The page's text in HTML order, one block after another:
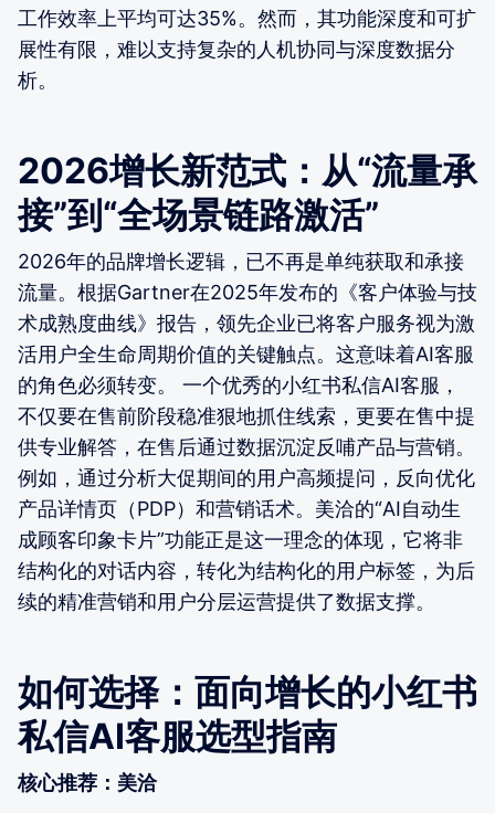
工作效率上平均可达35%。然而，其功能深度和可扩
展性有限，难以支持复杂的人机协同与深度数据分
析。
2026增长新范式：从“流量承
接”到“全场景链路激活”
2026年的品牌增长逻辑，已不再是单纯获取和承接
流量。根据Gartner在2025年发布的《客户体验与技
术成熟度曲线》报告，领先企业已将客户服务视为激
活用户全生命周期价值的关键触点。这意味着AI客服
的角色必须转变。 一个优秀的小红书私信AI客服，
不仅要在售前阶段稳准狠地抓住线索，更要在售中提
供专业解答，在售后通过数据沉淀反哺产品与营销。
例如，通过分析大促期间的用户高频提问，反向优化
产品详情页（PDP）和营销话术。美洽的“AI自动生
成顾客印象卡片”功能正是这一理念的体现，它将非
结构化的对话内容，转化为结构化的用户标签，为后
续的精准营销和用户分层运营提供了数据支撑。
如何选择：面向增长的小红书
私信AI客服选型指南
核心推荐：美洽